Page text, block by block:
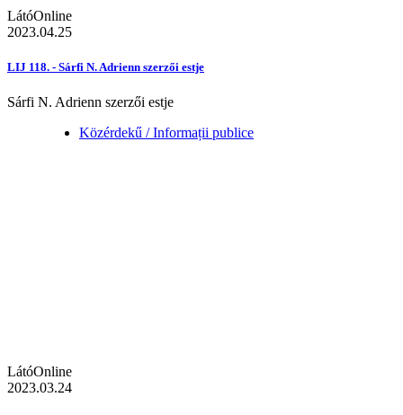
LátóOnline
2023.04.25
LIJ 118. - Sárfi N. Adrienn szerzői estje
Sárfi N. Adrienn szerzői estje
Közérdekű / Informații publice
LátóOnline
2023.03.24